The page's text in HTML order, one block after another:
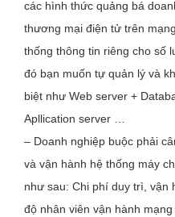
các hình thức quảng bá
thương mại điện tử trên
thống thông tin riêng cho số
đó bạn muốn tự quản lý và
biệt như Web server +
Apllication server …
– Doanh nghiệp buộc phải
và vận hành hệ thống máy
như sau: Chi phí duy trì, vận
độ nhân viên vận hành